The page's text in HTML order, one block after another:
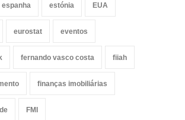
espanha estónia EUA
eurostat eventos
fernando vasco costa fiiah
finanças imobiliárias
FMI